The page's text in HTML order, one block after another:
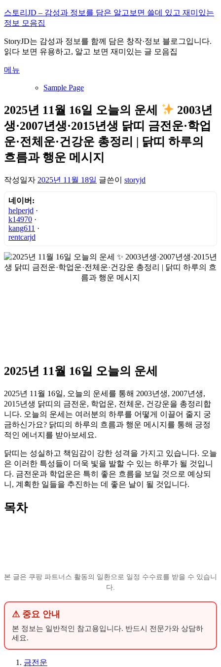
내
용
로
바
가
스토리JD – 감성과 정보를 담은 알고보면 쓸데 있고 재미있는
정보 모음집
StoryJD는 감성과 정보를 함께 담은 창작·정보 블로그입니다.
읽다 보면 유용하고, 알고 보면 재미있는 글 모음집
메뉴
Sample Page
2025년 11월 16일 오늘의 운세
2003년
생·2007년생·2015년생 닭띠 금전운·학업
운·전체운·건강운 총정리 | 닭띠 하루의
흐름과 행운 메시지
작성일자 2025년 11월 18일 글쓴이 storyjd
네이버:
helperjd ·
k14970 ·
kang611 ·
rentcarjd
2025년 11월 16일 오늘의 운세
2025년 11월 16일, 오늘의 운세를 통해 2003년생, 2007년생,
2015년생 닭띠의 금전운, 학업운, 전체운, 건강운을 총정리합
니다. 오늘의 운세는 여러분의 하루를 어떻게 이끌어 줄지 궁
금하신가요? 닭띠의 하루의 흐름과 행운 메시지를 통해 긍정
적인 에너지를 받아보세요.
닭띠는 성실하고 책임감이 강한 성격을 가지고 있습니다. 오늘
은 이러한 특성들이 더욱 빛을 발할 수 있는 하루가 될 것입니
다. 금전운과 학업운은 특히 좋은 흐름을 보일 것으로 예상되
니, 계획한 일들을 추진하는 데 좋은 날이 될 것입니다.
목차
본 글은 쿠팡 파트너스 활동의 일환으로 일정 수수료를 받을 수 있습니
다.
⚠ 중요 안내
본 정보는 일반적인 참고용입니다. 반드시 전문가와 상담하
세요.
금전운